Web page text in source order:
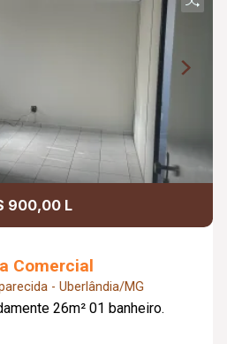
900,00 L
Comercial
- Uberlândia/MG
26m² 01 banheiro.